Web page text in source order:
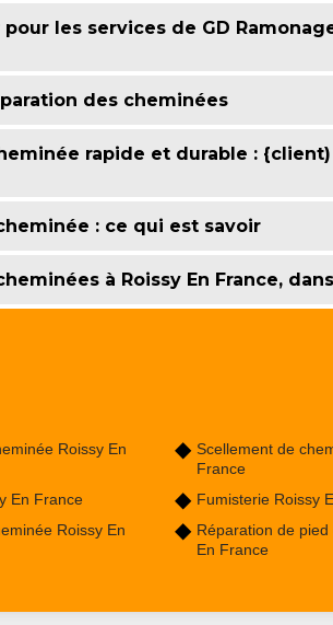
les services de GD
des cheminées
rapide et durable :
: ce qui est savoir
à Roissy En France,
Roissy En
En France
Roissy En
Scellement de
France
Fumisterie Roissy
Réparation de
En France